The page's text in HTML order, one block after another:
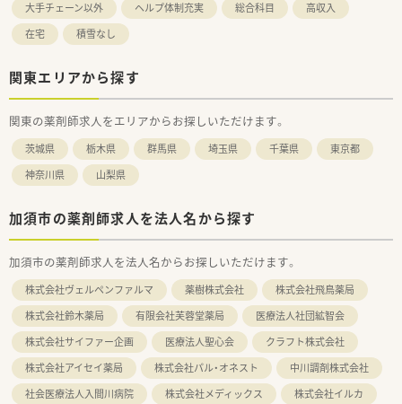
大手チェーン以外
ヘルプ体制充実 総合科目
高収入
在宅
積雪なし
関東エリアから探す
関東の薬剤師求人をエリアからお探しいただけます。
茨城県 栃木県 群馬県 埼玉県 千葉県
東京都
神奈川県
山梨県
加須市の薬剤師求人を法人名から探す
加須市の薬剤師求人を法人名からお探しいただけます。
株式会社ヴェルペンファルマ 薬樹株式会社
株式会社飛鳥薬局
株式会社鈴木薬局
有限会社芙蓉堂薬局
医療法人社団絋智会
株式会社サイファー企画
医療法人聖心会
クラフト株式会社
株式会社アイセイ薬局
株式会社パル・オネスト
中川調剤株式会社
社会医療法人入間川病院
株式会社メディックス
株式会社イルカ